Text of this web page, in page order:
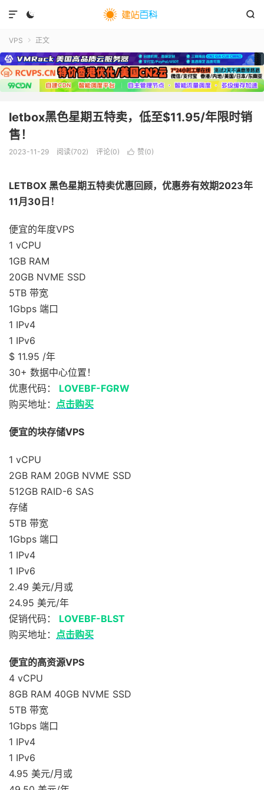
 

VPS  正文
letbox黑色星期五特卖，低至$11.95/年限时销
售！
2023-11-29 阅读(702) 评论(0)  赞(0)
LETBOX 黑色星期五特卖优惠回顾，优惠券有效期2023年
11月30日！
便宜的年度VPS
1 vCPU
1GB RAM
20GB NVME SSD
5TB 带宽
1Gbps 端口
1 IPv4
1 IPv6
$ 11.95 /年
30+ 数据中心位置！
优惠代码： LOVEBF-FGRW
购买地址： 点击购买
便宜的块存储VPS
1 vCPU
2GB RAM 20GB NVME SSD
512GB RAID-6 SAS
存储
5TB 带宽
1Gbps 端口
1 IPv4
1 IPv6
2.49 美元/月或
24.95 美元/年
促销代码： LOVEBF-BLST
购买地址： 点击购买
便宜的高资源VPS
4 vCPU
8GB RAM 40GB NVME SSD
5TB 带宽
1Gbps 端口
1 IPv4
1 IPv6
4.95 美元/月或